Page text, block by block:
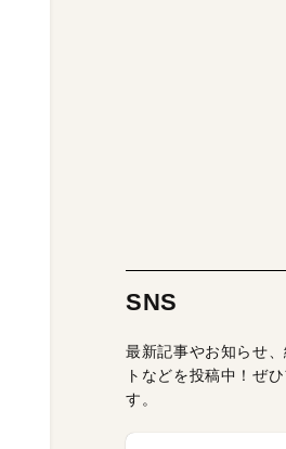
SNS
最新記事やお知らせ
トなどを投稿中！ぜ
す。